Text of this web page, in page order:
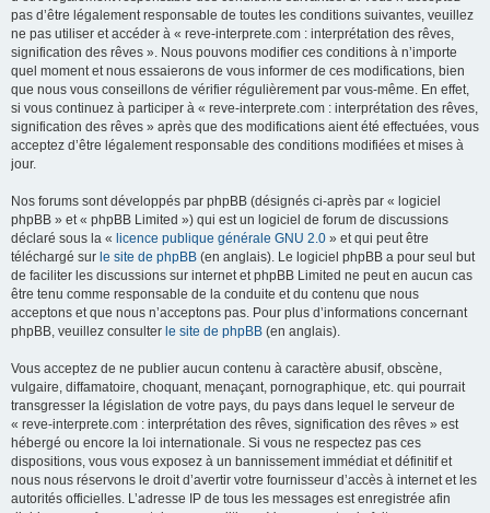
pas d’être légalement responsable de toutes les conditions suivantes, veuillez
ne pas utiliser et accéder à « reve-interprete.com : interprétation des rêves,
signification des rêves ». Nous pouvons modifier ces conditions à n’importe
quel moment et nous essaierons de vous informer de ces modifications, bien
que nous vous conseillons de vérifier régulièrement par vous-même. En effet,
si vous continuez à participer à « reve-interprete.com : interprétation des rêves,
signification des rêves » après que des modifications aient été effectuées, vous
acceptez d’être légalement responsable des conditions modifiées et mises à
jour.
Nos forums sont développés par phpBB (désignés ci-après par « logiciel
phpBB » et « phpBB Limited ») qui est un logiciel de forum de discussions
déclaré sous la « licence publique générale GNU 2.0 » et qui peut être
téléchargé sur le site de phpBB (en anglais). Le logiciel phpBB a pour seul but
de faciliter les discussions sur internet et phpBB Limited ne peut en aucun cas
être tenu comme responsable de la conduite et du contenu que nous
acceptons et que nous n’acceptons pas. Pour plus d’informations concernant
phpBB, veuillez consulter le site de phpBB (en anglais).
Vous acceptez de ne publier aucun contenu à caractère abusif, obscène,
vulgaire, diffamatoire, choquant, menaçant, pornographique, etc. qui pourrait
transgresser la législation de votre pays, du pays dans lequel le serveur de
« reve-interprete.com : interprétation des rêves, signification des rêves » est
hébergé ou encore la loi internationale. Si vous ne respectez pas ces
dispositions, vous vous exposez à un bannissement immédiat et définitif et
nous nous réservons le droit d’avertir votre fournisseur d’accès à internet et les
autorités officielles. L’adresse IP de tous les messages est enregistrée afin